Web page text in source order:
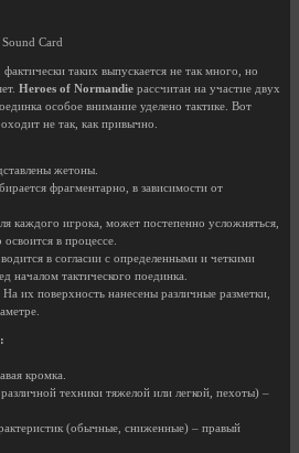
Card
таких выпускается не так много, но
Heroes of Normandie рассчитан на участие двух
особое внимание уделено тактике. Вот
не так, как привычно.
жетоны.
фрагментарно, в зависимости от
каждого игрока, может постепенно усложняться,
в процессе.
в согласии с определенными и четкими
началом тактического поединка.
их поверхность нанесены различные разметки,
кромка.
техники тяжелой или легкой, пехоты) –
(обычные, сниженные) – правый